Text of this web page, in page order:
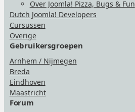
Over Joomla! Pizza, Bugs & Fun
Dutch Joomla! Developers
Cursussen
Overige
Gebruikersgroepen
Arnhem / Nijmegen
Breda
Eindhoven
Maastricht
Forum